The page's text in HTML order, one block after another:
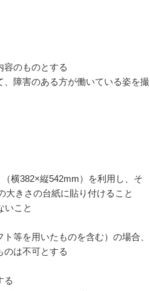
容のものとする
障害のある方が働いている姿を撮
横382×縦542mm）を利用し、そ
大きさの台紙に貼り付けること
いこと
等を用いたものを含む）の場合、
のは不可とする
る